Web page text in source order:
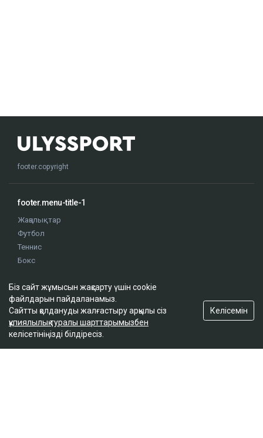
footer.copyright
footer.menu-title-1
Жаңалықтар
Футбол
Теннис
Бокс
Жекпе жек
Оқиғалар
Олимпиада
footer.menu-title-2
Біз сайт жұмысын жақсарту үшін cookie
файлдарын пайдаланамыз.
Сайтты қолдануды жалғастыру арқылы сіз
құпиялылық туралы шарттарымызбен
келісетініңізді білдіресіз.
Келісемін